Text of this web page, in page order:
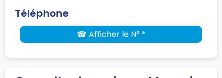
Téléphone
☎ Afficher le N° *